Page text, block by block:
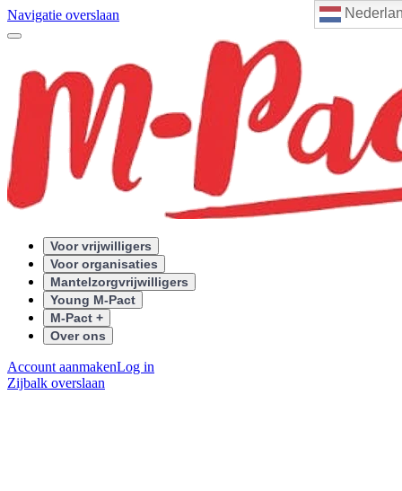
Navigatie overslaan
Voor vrijwilligers
Voor organisaties
Mantelzorgvrijwilligers
Young M-Pact
M-Pact +
Over ons
Account aanmakenLog in
Zijbalk overslaan